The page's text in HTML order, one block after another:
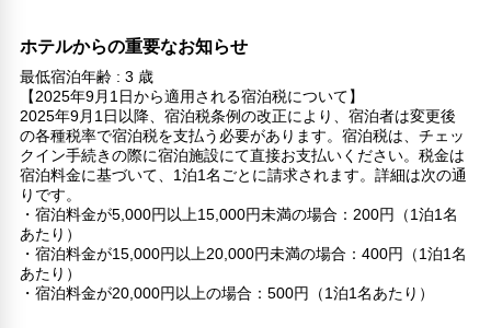
ホテルからの重要なお知らせ
最低宿泊年齢 : 3 歳
【2025年9月1日から適用される宿泊税について】
2025年9月1日以降、宿泊税条例の改正により、宿泊者は変更後
の各種税率で宿泊税を支払う必要があります。宿泊税は、チェッ
クイン手続きの際に宿泊施設にて直接お支払いください。税金は
宿泊料金に基づいて、1泊1名ごとに請求されます。詳細は次の通
りです。
・宿泊料金が5,000円以上15,000円未満の場合：200円（1泊1名
あたり）
・宿泊料金が15,000円以上20,000円未満の場合：400円（1泊1名
あたり）
・宿泊料金が20,000円以上の場合：500円（1泊1名あたり）